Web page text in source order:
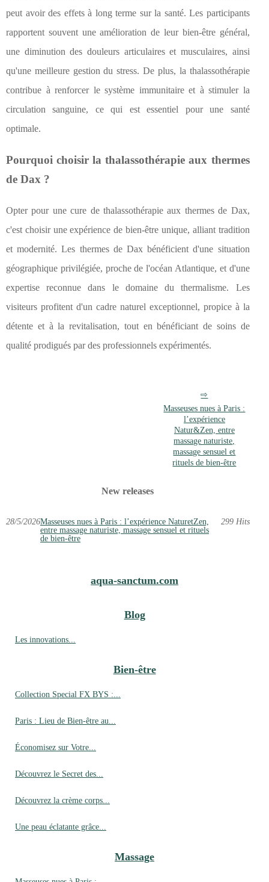
peut avoir des effets à long terme sur la santé. Les participants
rapportent souvent une amélioration de leur bien-être général,
une diminution des douleurs articulaires et musculaires, ainsi
qu'une meilleure gestion du stress. De plus, la thalassothérapie
contribue à renforcer le système immunitaire et à stimuler la
circulation sanguine, ce qui est essentiel pour une santé
optimale.
Pourquoi choisir la thalassothérapie aux thermes
de Dax ?
Opter pour une cure de thalassothérapie aux thermes de Dax,
c'est choisir une expérience de bien-être unique, alliant tradition
et modernité. Les thermes de Dax bénéficient d'une situation
géographique privilégiée, proche de l'océan Atlantique, et d'une
expertise reconnue dans le domaine du thermalisme. Les
visiteurs profitent d'un cadre naturel exceptionnel, propice à la
détente et à la revitalisation, tout en bénéficiant de soins de
qualité prodigués par des professionnels expérimentés.
Masseuses nues à Paris :
l’expérience
Natur&Zen, entre
massage naturiste,
massage sensuel et
rituels de bien-être
New releases
28/5/2026Masseuses nues à Paris : l’expérience NaturetZen,
entre massage naturiste, massage sensuel et rituels
de bien-être
299 Hits
aqua-sanctum.com
Blog
Les innovations...
Bien-être
Collection Special FX BYS :...
Paris : Lieu de Bien-être au...
Économisez sur Votre...
Découvrez le Secret des...
Découvrez la crème corps...
Une peau éclatante grâce...
Massage